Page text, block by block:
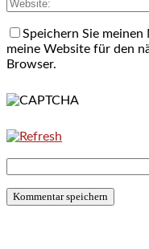
Speichern Sie meinen
meine Website für den
Browser.